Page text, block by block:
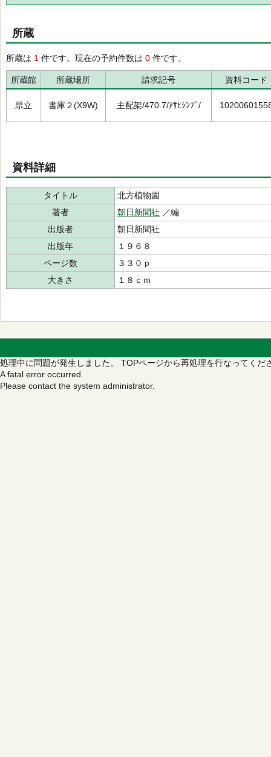
所蔵
所蔵は 1 件です。現在の予約件数は 0 件です。
所蔵館 所蔵場所 請求記号 資料コード
県立 書庫２(X9W) 主配架/470.7/ｱｻﾋｼﾝﾌﾞ/
資料詳細
タイトル
北方植物園
著者
朝日新聞社 ／編
出版者
朝日新聞社
出版年
１９６８
ページ数
３３０ｐ
大きさ
１８ｃｍ
処理中に問題が発生しました。 TOPページから再処理を行なってくだ
A fatal error occurred.
Please contact the system administrator.